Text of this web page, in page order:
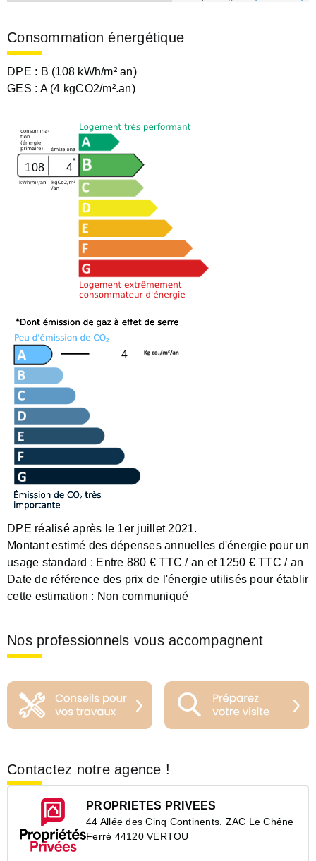
Consommation énergétique
DPE : B (108 kWh/m² an)
GES : A (4 kgCO2/m².an)
108 4
4
DPE réalisé après le 1er juillet 2021.
Montant estimé des dépenses annuelles d'énergie pour un
usage standard : Entre 880 € TTC / an et 1250 € TTC / an
Date de référence des prix de l'énergie utilisés pour établir
cette estimation : Non communiqué
Nos professionnels vous accompagnent
Contactez notre agence !
PROPRIETES PRIVEES
44 Allée des Cinq Continents. ZAC Le Chêne
Ferré 44120 VERTOU